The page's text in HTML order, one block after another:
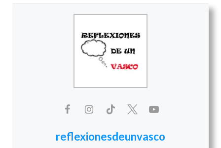
reflexionesdeunvasco